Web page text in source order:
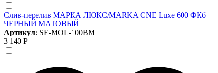
Слив-перелив МАРКА ЛЮКС/MARKA ONE Luxe 600 ФКб
ЧЕРНЫЙ МАТОВЫЙ
Артикул: SE-MOL-100BM
3 140 Р